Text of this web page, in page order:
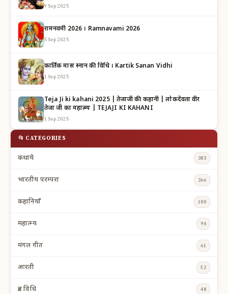
9 Sep 2025
रामनवमी 2026 । Ramnavami 2026
5 Sep 2025
कार्तिक मास स्नान की विधि । Kartik Sanan Vidhi
1 Sep 2025
Teja Ji ki kahani 2025 | तेजाजी की कहानी | लोकदेवता वीर
तेजा जी का महात्म्य | TEJAJI KI KAHANI
1 Sep 2025
📂 CATEGORIES
कथाये 383
भारतीय परम्परा 266
कहानियाँ 100
महात्म्य 94
मंगल गीत 61
आरती 52
व्रत विधि 48